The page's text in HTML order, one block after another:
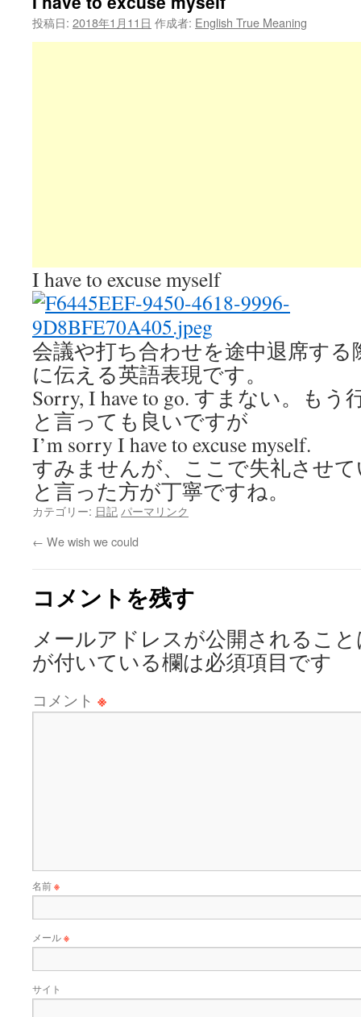
投稿日: 2018年1月11日 作成者: English True Meaning
I have to excuse myself
会議や打ち合わせを途中退席す
に伝える英語表現です。
Sorry, I have to go. すまない。もう
と言っても良いですが
I’m sorry I have to excuse myself.
すみませんが、ここで失礼させ
と言った方が丁寧ですね。
カテゴリー: 日記 パーマリンク
← We wish we could
コメントを残す
メールアドレスが公開されるこ
が付いている欄は必須項目です
コメント ※
名前※
メール※
サイト